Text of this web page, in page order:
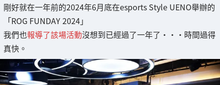
剛好就在一年前的2024年6月底在esports Style UENO舉辦的
「ROG FUNDAY 2024」
我們也報導了該場活動沒想到已經過了一年了・・・時間過得
真快。